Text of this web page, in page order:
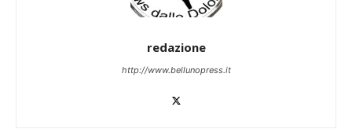
redazione
http://www.bellunopress.it